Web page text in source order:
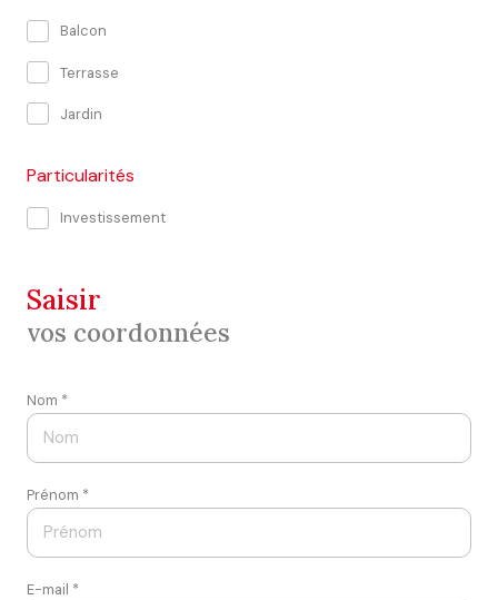
Balcon
Terrasse
Jardin
Particularités
Investissement
saisir
vos coordonnées
Nom *
Prénom *
E-mail *